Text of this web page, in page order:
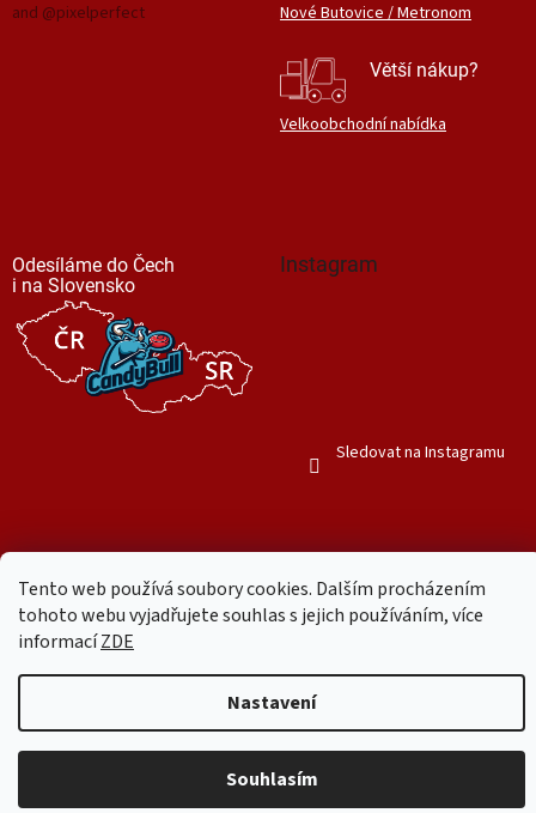
Tento web používá soubory cookies. Dalším procházením
tohoto webu vyjadřujete souhlas s jejich používáním, více
informacíZDE
Nastavení
Souhlasím
and @pixelperfect
Nové Butovice / Metronom
Větší nákup?
Velkoobchodní nabídka
Odesíláme do Čech
i na Slovensko
Instagram
Sledovat na Instagramu
Vytvořil Shoptet
nastavení cookies
ověření věku Adulto